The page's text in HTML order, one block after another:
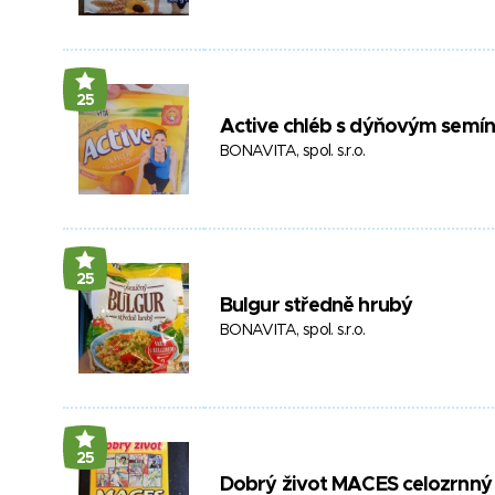
25
Active chléb s dýňovým
BONAVITA, spol. s.r.o.
25
Bulgur středně hrubý
BONAVITA, spol. s.r.o.
25
Dobrý život MACES celozrnný